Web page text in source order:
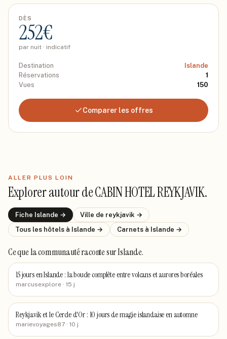
DÈS
252€
par nuit · indicatif
Destination
Islande
Réservations
1
Vues
150
Comparer les offres
ALLER PLUS LOIN
Explorer autour deCABIN HOTEL REYKJAVIK.
Fiche Islande → Ville de reykjavik →
Tous les hôtels à Islande → Carnets à Islande →
Ce que la communauté racontesur Islande.
15 jours en Islande : la boucle complète entre volcans et aurores boréales
marcusexplore · 15 j
Reykjavik et le Cercle d'Or : 10 jours de magie islandaise en automne
marievoyages87 · 10 j